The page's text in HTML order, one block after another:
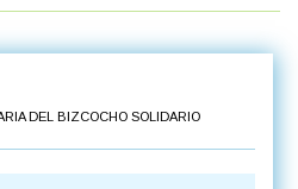
DEL BIZCOCHO SOLIDARIO